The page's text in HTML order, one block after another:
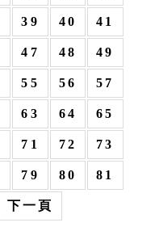
39 40 41
47 48 49
55 56 57
63 64 65
71 72 73
79 80 81
下一頁